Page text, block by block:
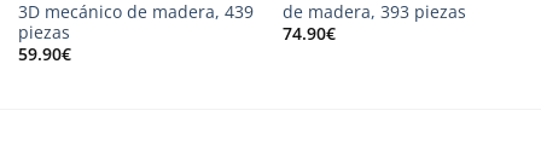
3D mecánico de madera, 439
piezas
59.90€
de madera, 393 piezas
74.90€